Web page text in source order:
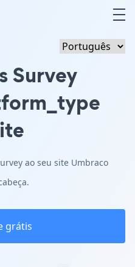
Survey
ao seu site Umbraco
grátis